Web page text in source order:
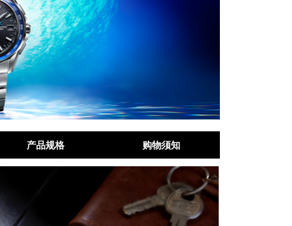
产品规格 购物须知